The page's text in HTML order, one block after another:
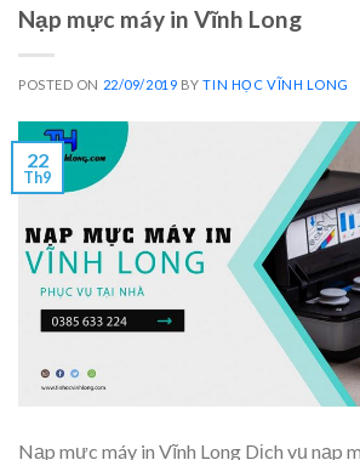
Nạp mực máy in Vĩnh Long
POSTED ON 22/09/2019 BYTIN HỌC VĨNH LONG
22
Th9
Nạp mực máy in Vĩnh Long Dịch vụ nạp